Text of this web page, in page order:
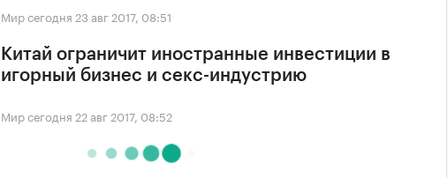
Мир сегодня 23 авг 2017, 08:51
Китай ограничит иностранные инвестиции в
игорный бизнес и секс-индустрию
Мир сегодня 22 авг 2017, 08:52